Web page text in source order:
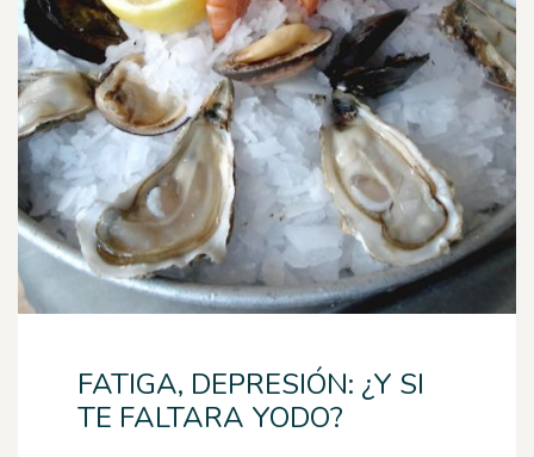
FATIGA, DEPRESIÓN: ¿Y SI
TE FALTARA YODO?